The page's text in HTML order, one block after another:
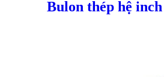
Bulon thép hệ